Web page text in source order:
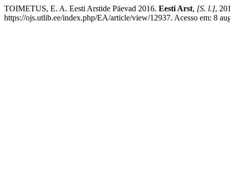
TOIMETUS, E. A. Eesti Arstide Päevad 2016. Eesti Arst, [S. l.],
https://ojs.utlib.ee/index.php/EA/article/view/12937. Acesso em: 8